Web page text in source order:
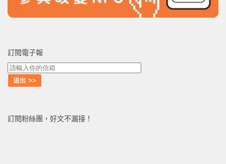
訂閱電子報
訂閱粉絲團，好文不漏接！